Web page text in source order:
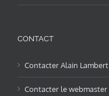
CONTACT
Contacter Alain Lambert
Contacter le webmaster